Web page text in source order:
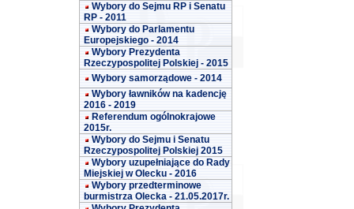
Wybory do Sejmu RP i Senatu
RP - 2011
Wybory do Parlamentu
Europejskiego - 2014
Wybory Prezydenta
Rzeczypospolitej Polskiej - 2015
Wybory samorządowe - 2014
Wybory ławników na kadencję
2016 - 2019
Referendum ogólnokrajowe
2015r.
Wybory do Sejmu i Senatu
Rzeczypospolitej Polskiej 2015
Wybory uzupełniające do Rady
Miejskiej w Olecku - 2016
Wybory przedterminowe
burmistrza Olecka - 21.05.2017r.